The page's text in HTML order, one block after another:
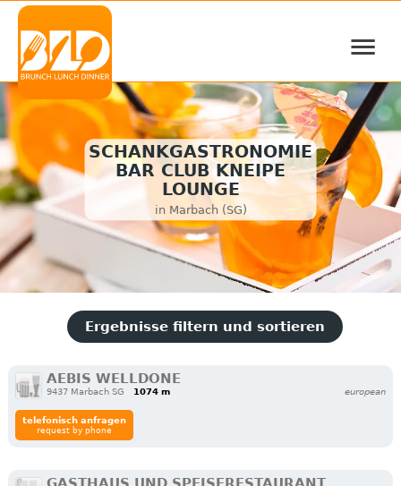
≡
SCHANKGASTRONOMIE
BAR CLUB KNEIPE
LOUNGE
in Marbach (SG)
Ergebnisse filtern und sortieren
AEBIS WELLDONE
9437 Marbach SG 1074 m european
telefonisch anfragen
request by phone